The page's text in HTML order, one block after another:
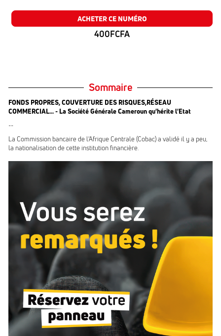
ACHETER CE NUMÉRO
400FCFA
Sommaire
FONDS PROPRES, COUVERTURE DES RISQUES,RÉSEAU
COMMERCIAL... - La Société Générale Cameroun qu'hérite l'Etat
--
La Commission bancaire de l'Afrique Centrale (Cobac) a validé il y a peu,
la nationalisation de cette institution financière.